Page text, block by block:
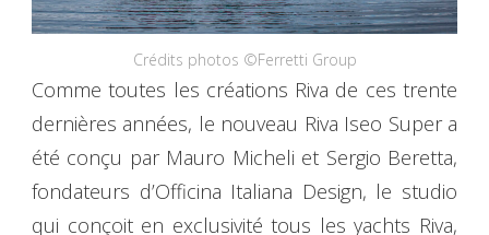
Crédits photos ©Ferretti Group
Comme toutes les créations Riva de ces trente
dernières années, le nouveau Riva Iseo Super a
été conçu par Mauro Micheli et Sergio Beretta,
fondateurs d’Officina Italiana Design, le studio
qui conçoit en exclusivité tous les yachts Riva,